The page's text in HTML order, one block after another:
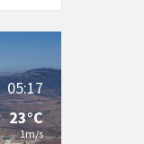
05:17
23°C
1m/s